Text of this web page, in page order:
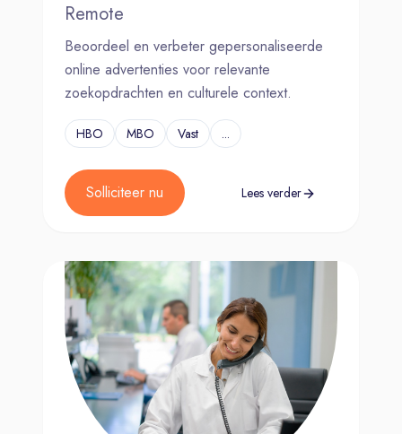
Remote
Beoordeel en verbeter gepersonaliseerde
online advertenties voor relevante
zoekopdrachten en culturele context.
HBO MBO Vast ...
Solliciteer nu Lees verder